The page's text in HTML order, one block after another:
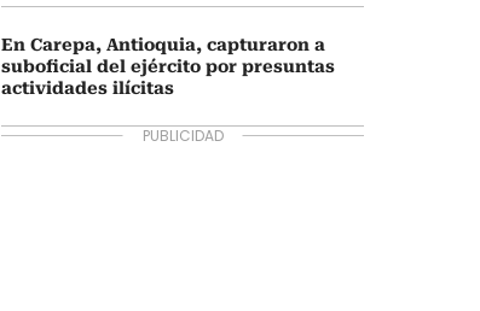
En Carepa, Antioquia, capturaron a
suboficial del ejército por presuntas
actividades ilícitas